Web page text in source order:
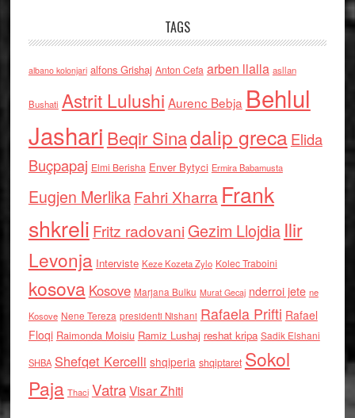
TAGS
albano kolonjari alfons Grishaj Anton Cefa arben llalla asllan
Bushati Astrit Lulushi Aurenc Bebja Behlul
Jashari Beqir Sinadalip grecaElida
Buçpapaj Elmi Berisha Enver Bytyci Ermira Babamusta
Eugjen MerlikaFahri Xharra Frank
shkreli Fritz radovaniGezim Llojdia Ilir
Levonja Interviste Keze Kozeta Zylo Kolec Traboini
kosova Kosove Marjana Bulku Murat Gecaj nderroi jete ne
Kosove Nene Tereza presidenti Nishani Rafaela Prifti Rafael
Floqi Raimonda Moisiu Ramiz Lushaj reshat kripa Sadik Elshani
SHBA Shefqet Kercelli shqiperia shqiptaret Sokol
Paja Thaci VatraVisar Zhiti